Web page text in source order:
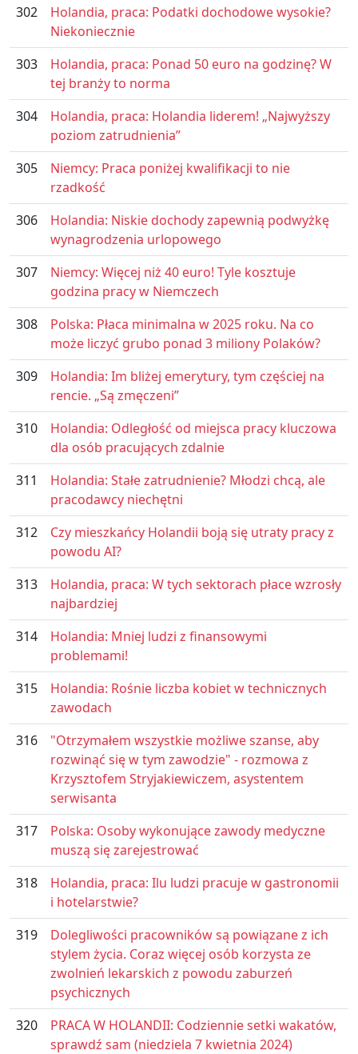
302
Holandia, praca: Podatki dochodowe wysokie?
Niekoniecznie
303
Holandia, praca: Ponad 50 euro na godzinę? W
tej branży to norma
304
Holandia, praca: Holandia liderem! „Najwyższy
poziom zatrudnienia”
305
Niemcy: Praca poniżej kwalifikacji to nie
rzadkość
306
Holandia: Niskie dochody zapewnią podwyżkę
wynagrodzenia urlopowego
307
Niemcy: Więcej niż 40 euro! Tyle kosztuje
godzina pracy w Niemczech
308
Polska: Płaca minimalna w 2025 roku. Na co
może liczyć grubo ponad 3 miliony Polaków?
309
Holandia: Im bliżej emerytury, tym częściej na
rencie. „Są zmęczeni”
310
Holandia: Odległość od miejsca pracy kluczowa
dla osób pracujących zdalnie
311
Holandia: Stałe zatrudnienie? Młodzi chcą, ale
pracodawcy niechętni
312
Czy mieszkańcy Holandii boją się utraty pracy z
powodu AI?
313
Holandia, praca: W tych sektorach płace wzrosły
najbardziej
314
Holandia: Mniej ludzi z finansowymi
problemami!
315
Holandia: Rośnie liczba kobiet w technicznych
zawodach
316
"Otrzymałem wszystkie możliwe szanse, aby
rozwinąć się w tym zawodzie" - rozmowa z
Krzysztofem Stryjakiewiczem, asystentem
serwisanta
317
Polska: Osoby wykonujące zawody medyczne
muszą się zarejestrować
318
Holandia, praca: Ilu ludzi pracuje w gastronomii
i hotelarstwie?
319
Dolegliwości pracowników są powiązane z ich
stylem życia. Coraz więcej osób korzysta ze
zwolnień lekarskich z powodu zaburzeń
psychicznych
320
PRACA W HOLANDII: Codziennie setki wakatów,
sprawdź sam (niedziela 7 kwietnia 2024)